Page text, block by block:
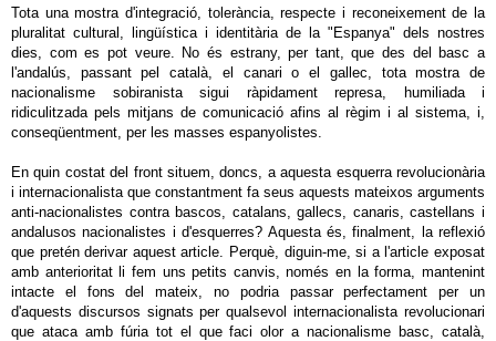
Tota una mostra d'integració, tolerància, respecte i reconeixement de la
pluralitat cultural, lingüística i identitària de la "Espanya" dels nostres
dies, com es pot veure. No és estrany, per tant, que des del basc a
l'andalús, passant pel català, el canari o el gallec, tota mostra de
nacionalisme sobiranista sigui ràpidament represa, humiliada i
ridiculitzada pels mitjans de comunicació afins al règim i al sistema, i,
conseqüentment, per les masses espanyolistes.
En quin costat del front situem, doncs, a aquesta esquerra revolucionària
i internacionalista que constantment fa seus aquests mateixos arguments
anti-nacionalistes contra bascos, catalans, gallecs, canaris, castellans i
andalusos nacionalistes i d'esquerres? Aquesta és, finalment, la reflexió
que pretén derivar aquest article. Perquè, diguin-me, si a l'article exposat
amb anterioritat li fem uns petits canvis, només en la forma, mantenint
intacte el fons del mateix, no podria passar perfectament per un
d'aquests discursos signats per qualsevol internacionalista revolucionari
que ataca amb fúria tot el que faci olor a nacionalisme basc, català,